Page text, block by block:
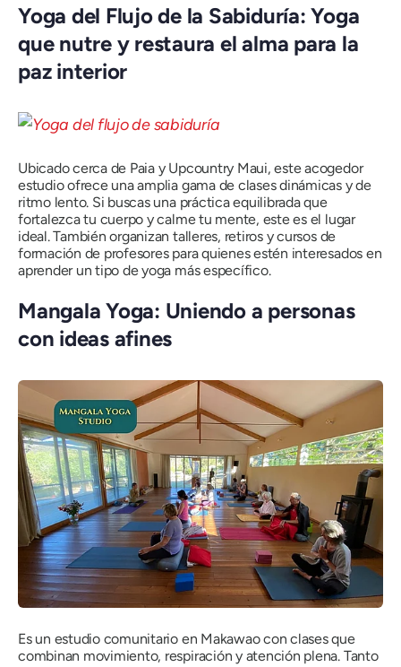
Yoga del Flujo de la Sabiduría: Yoga
que nutre y restaura el alma para la
paz interior
Ubicado cerca de Paia y Upcountry Maui, este acogedor
estudio ofrece una amplia gama de clases dinámicas y de
ritmo lento. Si buscas una práctica equilibrada que
fortalezca tu cuerpo y calme tu mente, este es el lugar
ideal. También organizan talleres, retiros y cursos de
formación de profesores para quienes estén interesados ​​en
aprender un tipo de yoga más específico.
Mangala Yoga: Uniendo a personas
con ideas afines
Es un estudio comunitario en Makawao con clases que
combinan movimiento, respiración y atención plena. Tanto